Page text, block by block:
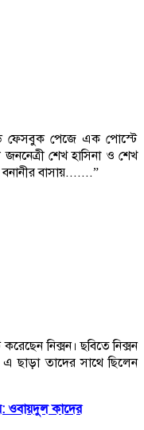
ফেসবুক পেজে এক পোস্টে
জননেত্রী শেখ হাসিনা ও শেখ
বাসায়.......”
নিক্সন। ছবিতে নিক্সন
এ ছাড়া তাদের সাথে ছিলেন
ওবায়দুল কাদের